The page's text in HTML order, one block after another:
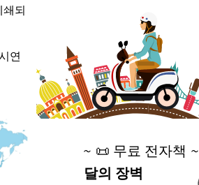
되
연
~ 📜 무료 전자책 ~
달의 장벽